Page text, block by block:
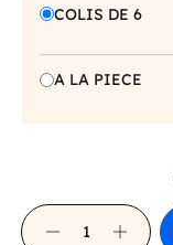
COLIS DE 6
A LA PIECE